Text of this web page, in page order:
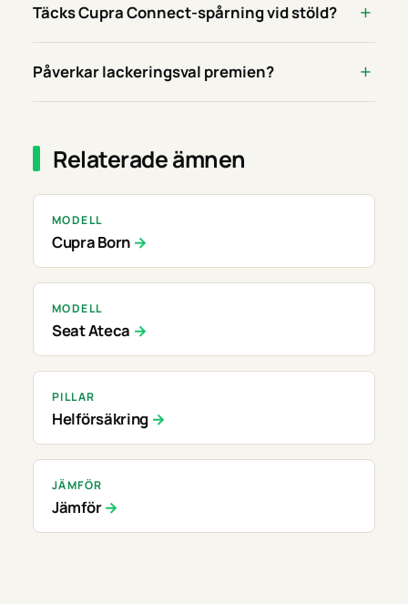
Täcks Cupra Connect-spårning vid stöld?
Påverkar lackeringsval premien?
Relaterade ämnen
MODELL
Cupra Born
MODELL
Seat Ateca
PILLAR
Helförsäkring
JÄMFÖR
Jämför